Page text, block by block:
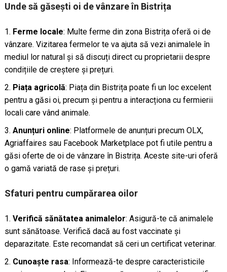
Unde să găsești oi de vânzare în Bistrița
Ferme locale: Multe ferme din zona Bistrița oferă oi de
vânzare. Vizitarea fermelor te va ajuta să vezi animalele în
mediul lor natural și să discuți direct cu proprietarii despre
condițiile de creștere și prețuri.
Piața agricolă: Piața din Bistrița poate fi un loc excelent
pentru a găsi oi, precum și pentru a interacționa cu fermierii
locali care vând animale.
Anunțuri online: Platformele de anunțuri precum OLX,
Agriaffaires sau Facebook Marketplace pot fi utile pentru a
găsi oferte de oi de vânzare în Bistrița. Aceste site-uri oferă
o gamă variată de rase și prețuri.
Sfaturi pentru cumpărarea oilor
Verifică sănătatea animalelor: Asigură-te că animalele
sunt sănătoase. Verifică dacă au fost vaccinate și
deparazitate. Este recomandat să ceri un certificat veterinar.
Cunoaște rasa: Informează-te despre caracteristicile